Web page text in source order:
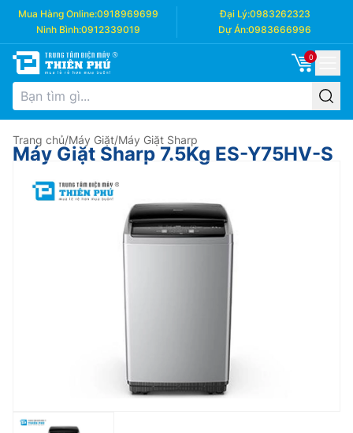
Mua Hàng Online:0918969699 Đại Lý:0983262323
Ninh Bình:0912339019 Dự Án:0983666996
0
Trang chủ/Máy Giặt/Máy Giặt Sharp
Máy Giặt Sharp 7.5Kg ES-Y75HV-S